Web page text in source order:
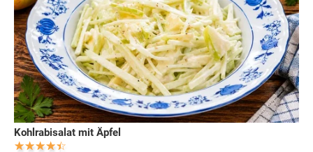
Kohlrabisalat mit Äpfel